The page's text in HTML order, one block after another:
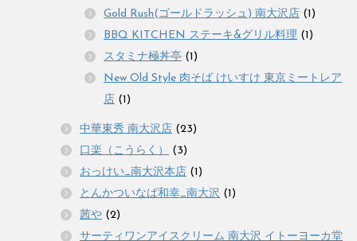
Gold Rush(ゴールドラッシュ) 南大沢店 (1)
BBQ KITCHEN ステーキ&グリル料理 (1)
スタミナ極丼亭 (1)
New Old Style 肉そば けいすけ 東京ミートレア
店 (1)
中華東秀 南大沢店 (23)
口楽（こうらく）
(3)
おっけい_南大沢本店 (1)
とんかついなば和幸_南大沢 (1)
茜や (2)
サーティワンアイスクリーム 南大沢 イトーヨーカ堂